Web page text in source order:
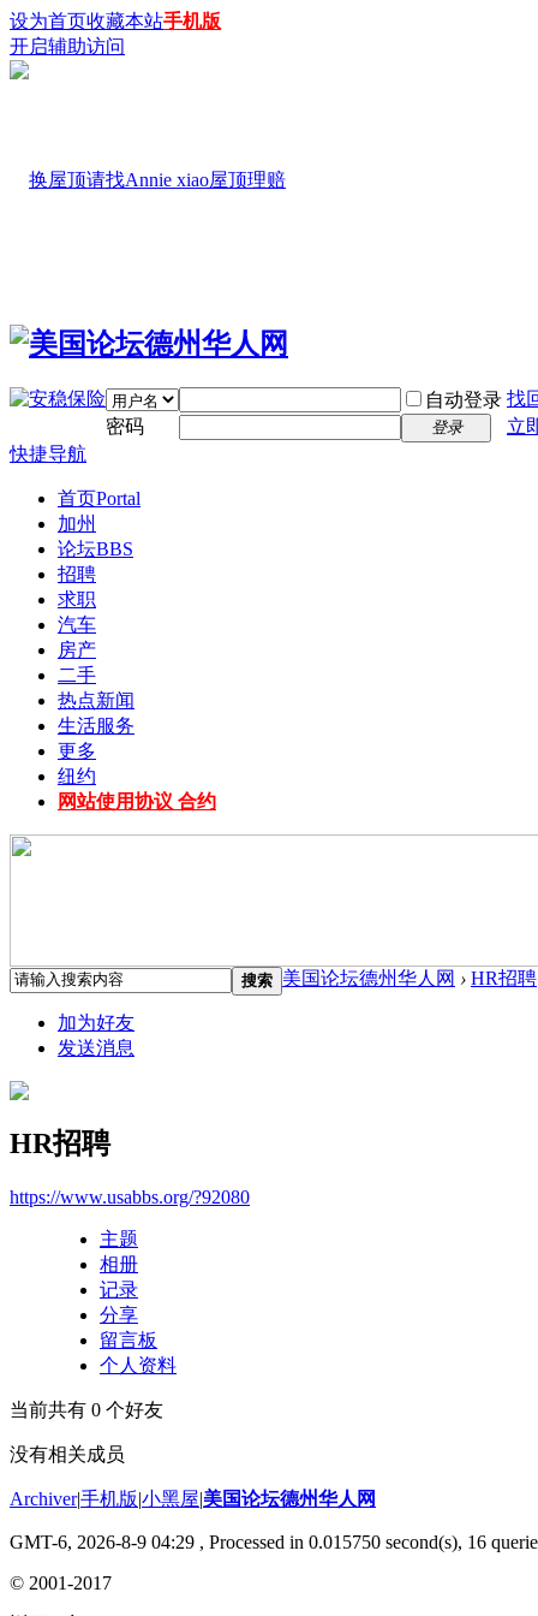
设为首页收藏本站手机版
开启辅助访问
自动登录 找
密码
登录
立
快捷导航
首页Portal
加州
论坛BBS
招聘
求职
汽车
房产
二手
热点新闻
生活服务
更多
纽约
网站使用协议 合约
搜索 美国论坛德州华人网 › HR招聘
加为好友
发送消息
HR招聘
https://www.usabbs.org/?92080
主题
相册
记录
分享
留言板
个人资料
当前共有 0 个好友
没有相关成员
Archiver|手机版|小黑屋|美国论坛德州华人网
GMT-6, 2026-8-9 04:29 , Processed in 0.015750 second(s), 16
© 2001-2017